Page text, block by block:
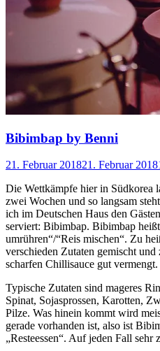
Bibimbap by Benni
21. Februar 201821. Februar 2018
Die Wettkämpfe hier in Südkorea
zwei Wochen und so langsam
ich im Deutschen Haus den
serviert: Bibimbap. Bibimbap
umrühren“/“Reis mischen“. Zu
verschieden Zutaten gemischt
scharfen Chillisauce gut vermengt.
Typische Zutaten sind mageres
Spinat, Sojasprossen, Karotten,
Pilze. Was hinein kommt wird
gerade vorhanden ist, also ist
„Resteessen“. Auf jeden Fall sehr